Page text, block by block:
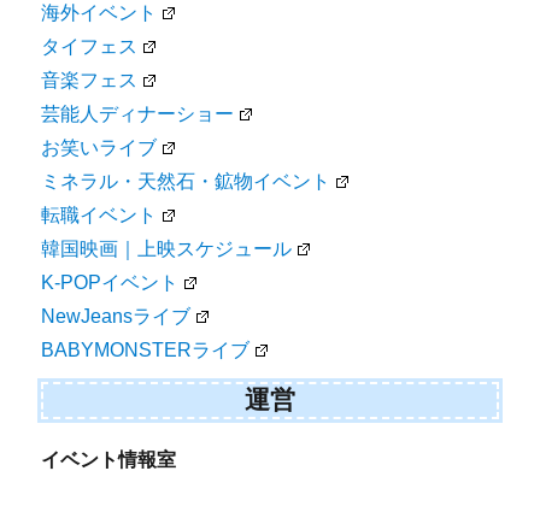
海外イベント
タイフェス
音楽フェス
芸能人ディナーショー
お笑いライブ
ミネラル・天然石・鉱物イベント
転職イベント
韓国映画｜上映スケジュール
K-POPイベント
NewJeansライブ
BABYMONSTERライブ
運営
イベント情報室